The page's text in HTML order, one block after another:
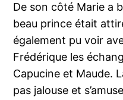
De son côté Marie a
beau prince était
également pu voir
Frédérique les
Capucine et Maude.
pas jalouse et